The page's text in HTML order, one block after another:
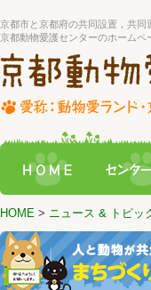
京都市と京都府の共同設置，共
京都動物愛護センターのホームペ
HOME > ニュース & トピッ